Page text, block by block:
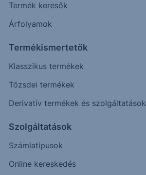
Termék keresők
Árfolyamok
Termékismertetők
Klasszikus termékek
Tőzsdei termékek
Derivatív termékek és szolgáltatások
Szolgáltatások
Számlatípusok
Online kereskedés
További információk kérése
2.1200